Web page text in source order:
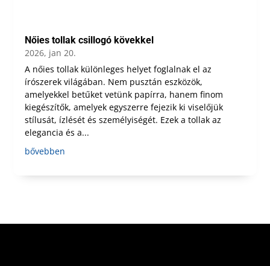
Nőies tollak csillogó kövekkel
2026, jan 20.
A nőies tollak különleges helyet foglalnak el az
írószerek világában. Nem pusztán eszközök,
amelyekkel betűket vetünk papírra, hanem finom
kiegészítők, amelyek egyszerre fejezik ki viselőjük
stílusát, ízlését és személyiségét. Ezek a tollak az
elegancia és a...
bővebben